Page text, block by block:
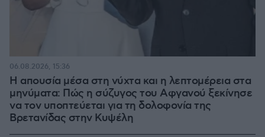
Η απουσία μέσα στη νύχτα και η λεπτομέρεια στα
μηνύματα: Πώς η σύζυγος του Αφγανού ξεκίνησε
να τον υποπτεύεται για τη δολοφονία της
Βρετανίδας στην Κυψέλη
06.08.2026, 15:36